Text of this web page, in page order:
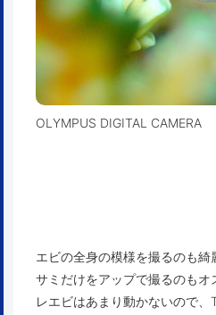
OLYMPUS DIGITAL CAMERA
エビの全身の模様を撮るのも
サミだけをアップで撮るのもオ
レエビはあまり動かないので、